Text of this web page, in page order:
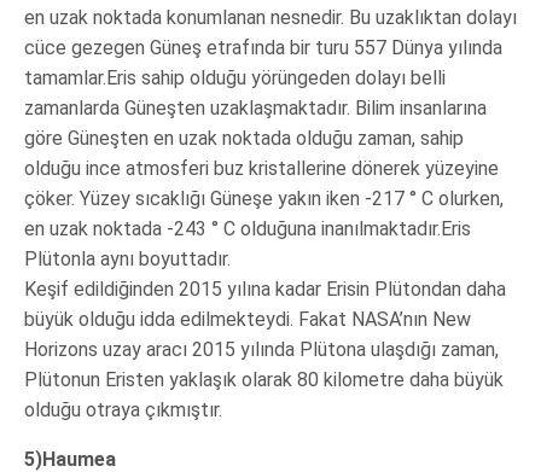
en uzak noktada konumlanan nesnedir. Bu uzaklıktan dolayı
cüce gezegen Güneş etrafında bir turu 557 Dünya yılında
tamamlar.Eris sahip olduğu yörüngeden dolayı belli
zamanlarda Güneşten uzaklaşmaktadır. Bilim insanlarına
göre Güneşten en uzak noktada olduğu zaman, sahip
olduğu ince atmosferi buz kristallerine dönerek yüzeyine
çöker. Yüzey sıcaklığı Güneşe yakın iken -217 ° C olurken,
en uzak noktada -243 ° C olduğuna inanılmaktadır.Eris
Plütonla aynı boyuttadır.
Keşif edildiğinden 2015 yılına kadar Erisin Plütondan daha
büyük olduğu idda edilmekteydi. Fakat NASA’nın New
Horizons uzay aracı 2015 yılında Plütona ulaşdığı zaman,
Plütonun Eristen yaklaşık olarak 80 kilometre daha büyük
olduğu otraya çıkmıştır.
5)Haumea